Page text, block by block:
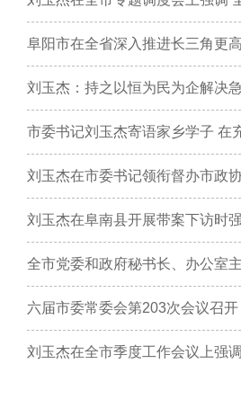
阜阳市在全省深入推进长三角更
刘玉杰：持之以恒为民为企解决
市委书记刘玉杰寄语家乡学子 在
刘玉杰在阜南县开展带案下访时
全市党委和政府秘书长、办公室
六届市委常委会第203次会议召开
刘玉杰在全市季度工作会议上强